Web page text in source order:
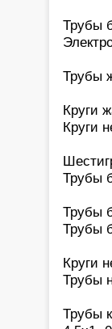
Трубы
Трубы
Круги
Круги
Трубы
Трубы
Трубы
Круги
Трубы
Трубы